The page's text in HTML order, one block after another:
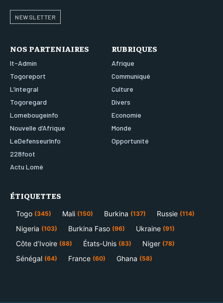
NEWSLETTER
NOS PARTENIAIRES
It-Admin
Togoreport
L’integral
Togoregard
Lomebougeinfo
Nouvelle d’Afrique
LeDefenseurInfo
228foot
Actu Lomé
RUBRIQUES
Afrique
Communiqué
Culture
Divers
Economie
Monde
Opportunité
ÉTIQUETTES
Togo (345) Mali (150) Burkina (137) Russie (114)
Nigeria (103) Burkina Faso (96) Ukraine (91)
Côte d’Ivoire (88) États-Unis (83) Niger (78)
Sénégal (64) France (60) Ghana (58)